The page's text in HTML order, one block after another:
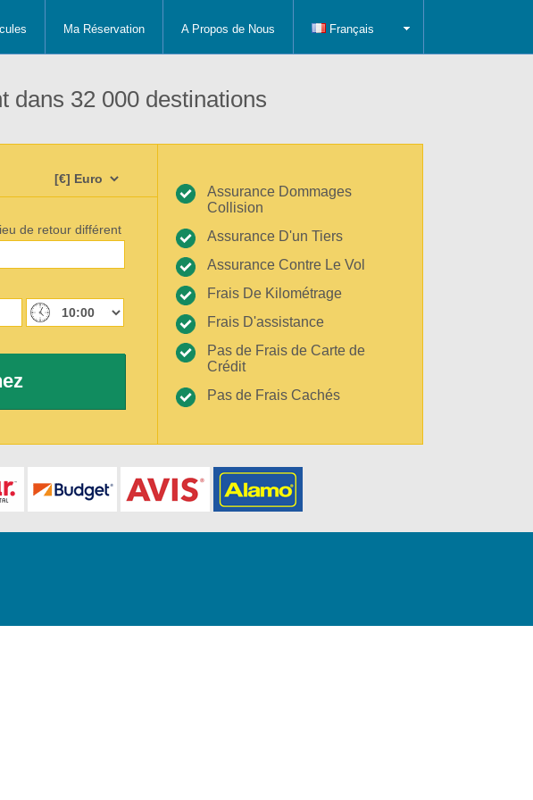
Ma Réservation A Propos de Nous Français
dans 32 000 destinations
de retour différent
Assurance Dommages
Collision
Assurance D'un Tiers
Assurance Contre Le Vol
Frais De Kilométrage
Frais D'assistance
Pas de Frais de Carte de
Crédit
Pas de Frais Cachés